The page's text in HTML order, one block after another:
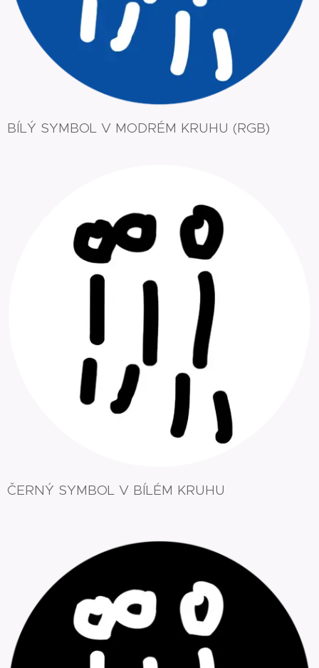
BÍLÝ SYMBOL V MODRÉM KRUHU (RGB)
ČERNÝ SYMBOL V BÍLÉM KRUHU